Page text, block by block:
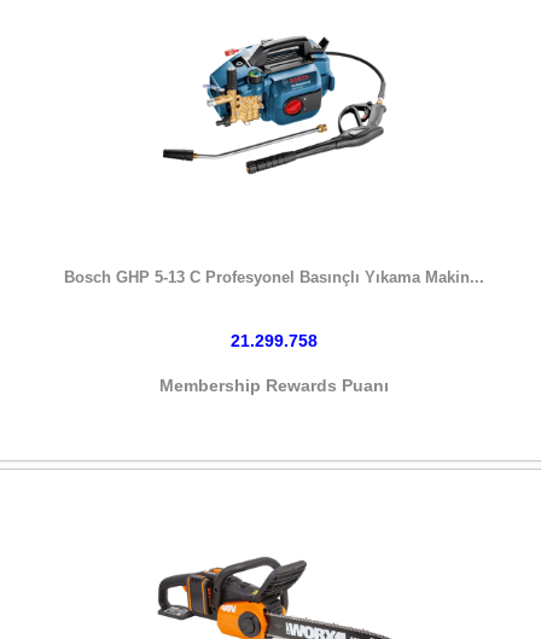
Bosch GHP 5-13 C Profesyonel Basınçlı Yıkama Makin...
21.299.758
Membership Rewards Puanı